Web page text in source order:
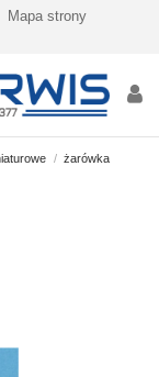
Mapa strony
żarówka